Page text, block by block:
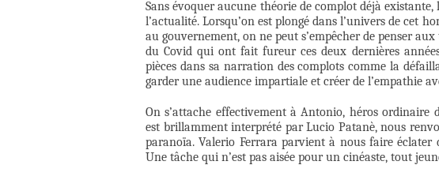
Sans évoquer aucune théorie de complot déjà
l’actualité. Lorsqu’on est plongé dans l’univers de cet
au gouvernement, on ne peut s’empêcher de penser
du Covid qui ont fait fureur ces deux dernières
pièces dans sa narration des complots comme la
garder une audience impartiale et créer de l’empathie
On s’attache effectivement à Antonio, héros ordinaire
est brillamment interprété par Lucio Patanè, nous
paranoïa. Valerio Ferrara parvient à nous faire éclater
Une tâche qui n’est pas aisée pour un cinéaste, tout